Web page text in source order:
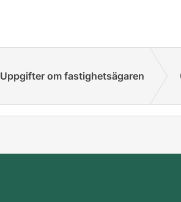
Uppgifter om fastighetsägaren